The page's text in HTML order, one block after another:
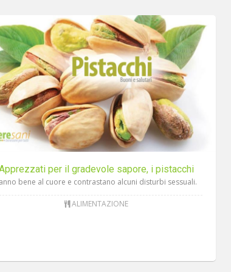
per il gradevole sapore, i pistacchi
bene al cuore e contrastano alcuni disturbi sessuali.
ALIMENTAZIONE